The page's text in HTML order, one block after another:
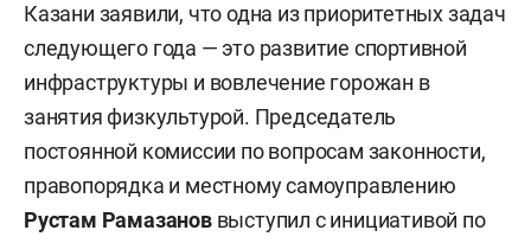
Казани заявили, что одна из приоритетных задач
следующего года — это развитие спортивной
инфраструктуры и вовлечение горожан в
занятия физкультурой. Председатель
постоянной комиссии по вопросам законности,
правопорядка и местному самоуправлению
Рустам Рамазановвыступил с инициативой по